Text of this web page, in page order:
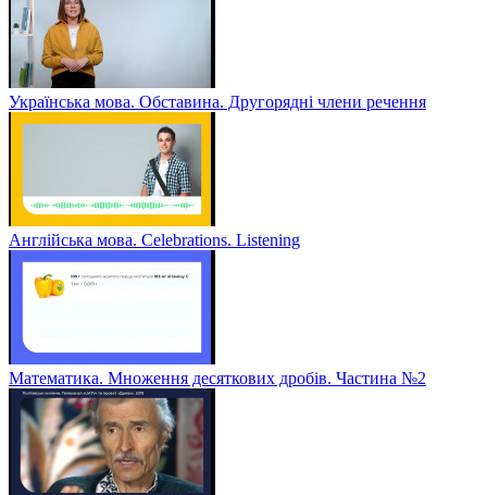
Українська мова. Обставина. Другорядні члени речення
Англійська мова. Celebrations. Listening
Математика. Множення десяткових дробів. Частина №2